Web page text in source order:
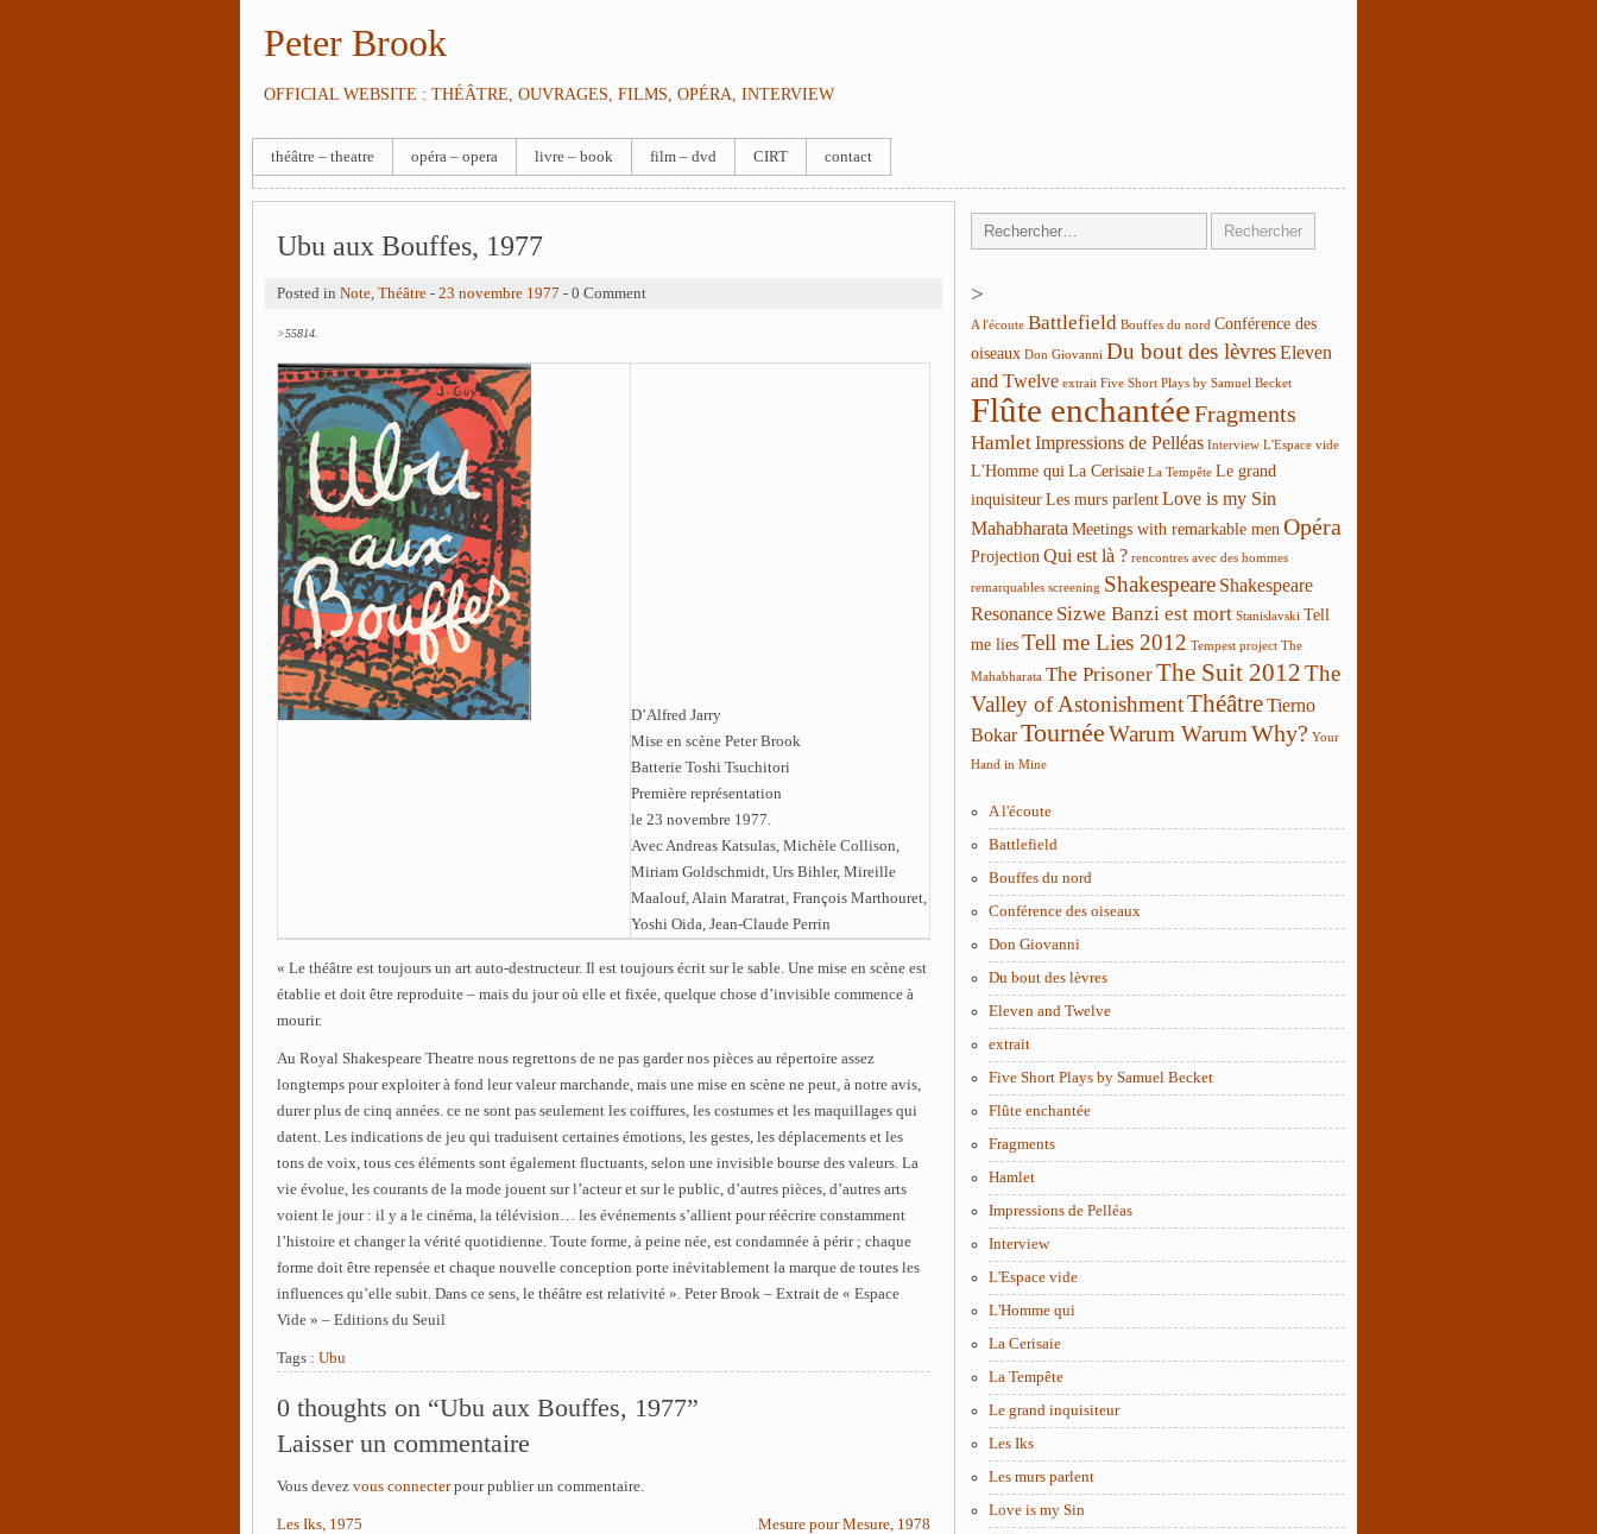
Peter Brook
OFFICIAL WEBSITE : THÉÂTRE, OUVRAGES, FILMS, OPÉRA, INTERVIEW
théâtre – theatre opéra – opera livre – book film – dvd CIRT contact
Ubu aux Bouffes, 1977
Posted in Note, Théâtre - 23 novembre 1977 - 0 Comment
>55814.
D’Alfred Jarry
Mise en scène Peter Brook
Batterie Toshi Tsuchitori
Première représentation
le 23 novembre 1977.
Avec Andreas Katsulas, Michèle Collison,
Miriam Goldschmidt, Urs Bihler, Mireille
Maalouf, Alain Maratrat, François Marthouret,
Yoshi Oida, Jean-Claude Perrin
« Le théâtre est toujours un art auto-destructeur. Il est toujours écrit sur le sable. Une mise en scène est
établie et doit être reproduite – mais du jour où elle et fixée, quelque chose d’invisible commence à
mourir.
Au Royal Shakespeare Theatre nous regrettons de ne pas garder nos pièces au répertoire assez
longtemps pour exploiter à fond leur valeur marchande, mais une mise en scène ne peut, à notre avis,
durer plus de cinq années. ce ne sont pas seulement les coiffures, les costumes et les maquillages qui
datent. Les indications de jeu qui traduisent certaines émotions, les gestes, les déplacements et les
tons de voix, tous ces éléments sont également fluctuants, selon une invisible bourse des valeurs. La
vie évolue, les courants de la mode jouent sur l’acteur et sur le public, d’autres pièces, d’autres arts
voient le jour : il y a le cinéma, la télévision… les événements s’allient pour réécrire constamment
l’histoire et changer la vérité quotidienne. Toute forme, à peine née, est condamnée à périr ; chaque
forme doit être repensée et chaque nouvelle conception porte inévitablement la marque de toutes les
influences qu’elle subit. Dans ce sens, le théâtre est relativité ». Peter Brook – Extrait de « Espace
Vide » – Editions du Seuil
Tags : Ubu
0 thoughts on “Ubu aux Bouffes, 1977”
Laisser un commentaire
Vous devez vous connecterpour publier un commentaire.
Les Iks, 1975 Mesure pour Mesure, 1978
>
A l'écoute Battlefield Bouffes du nord Conférence des
oiseaux Don Giovanni Du bout des lèvresEleven
and Twelve extrait Five Short Plays by Samuel Becket
Flûte enchantéeFragments
HamletImpressions de Pelléas Interview L'Espace vide
L'Homme qui La Cerisaie La Tempête Le grand
inquisiteur Les murs parlent Love is my Sin
Mahabharata Meetings with remarkable men Opéra
Projection Qui est là ? rencontres avec des hommes
remarquables screening Shakespeare Shakespeare
Resonance Sizwe Banzi est mort Stanislavski Tell
me lies Tell me Lies 2012 Tempest project The
Mahabharata The PrisonerThe Suit 2012The
Valley of AstonishmentThéâtreTierno
BokarTournéeWarum WarumWhy? Your
Hand in Mine
A l'écoute
Battlefield
Bouffes du nord
Conférence des oiseaux
Don Giovanni
Du bout des lèvres
Eleven and Twelve
extrait
Five Short Plays by Samuel Becket
Flûte enchantée
Fragments
Hamlet
Impressions de Pelléas
Interview
L'Espace vide
L'Homme qui
La Cerisaie
La Tempête
Le grand inquisiteur
Les Iks
Les murs parlent
Love is my Sin